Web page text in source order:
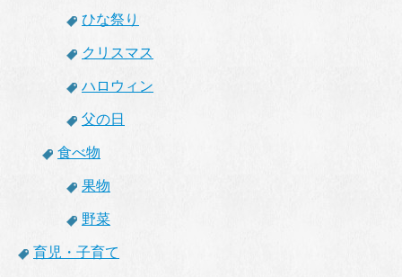
ひな祭り
クリスマス
ハロウィン
父の日
食べ物
果物
野菜
育児・子育て